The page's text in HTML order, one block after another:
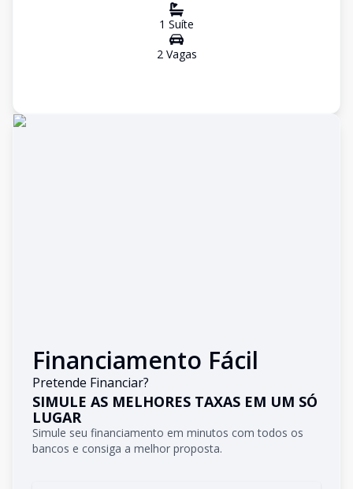
1 Suíte
2Vagas
Financiamento Fácil
Pretende Financiar?
SIMULE AS MELHORES TAXAS EM UM SÓ
LUGAR
Simule seu financiamento em minutos com todos os
bancos e consiga a melhor proposta.